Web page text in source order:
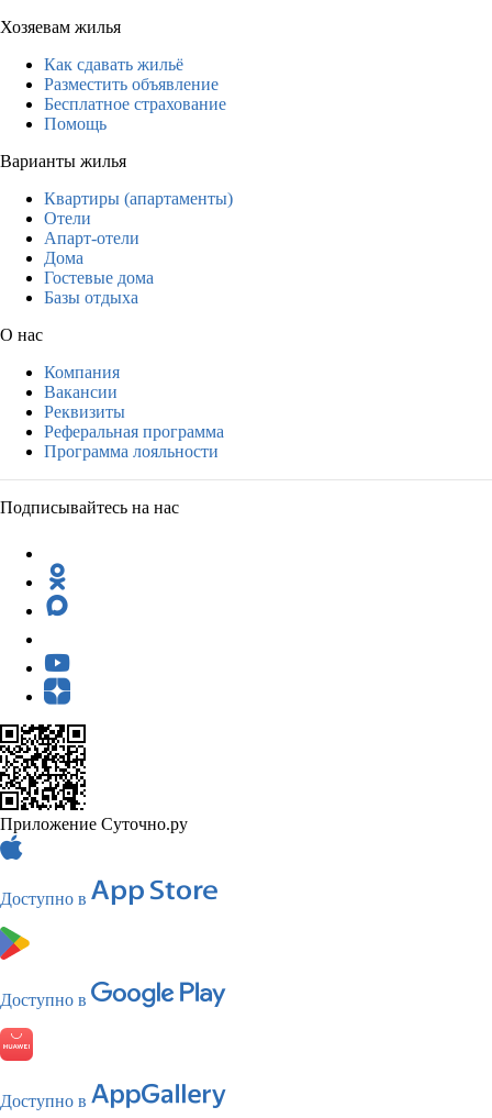
Хозяевам жилья
Как сдавать жильё
Разместить объявление
Бесплатное страхование
Помощь
Варианты жилья
Квартиры (апартаменты)
Отели
Апарт-отели
Дома
Гостевые дома
Базы отдыха
О нас
Компания
Вакансии
Реквизиты
Реферальная программа
Программа лояльности
Подписывайтесь на нас
Приложение Суточно.ру
Доступно в
Доступно в
Доступно в